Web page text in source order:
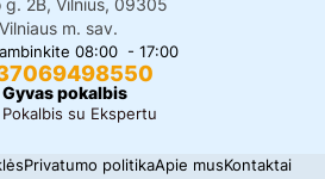
g. 2B, Vilnius, 09305
Vilniaus m. sav.
08:00 - 17:00
Gyvas pokalbis
Pokalbis su Ekspertu
Privatumo politikaApie musKontaktai